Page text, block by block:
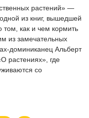
растений» —
из книг, вышедшей
том, как и чем кормить
из замечательных
доминиканец Альберт
растениях», где
со